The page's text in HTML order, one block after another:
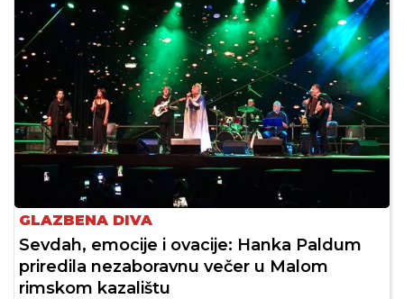
GLAZBENA DIVA
Sevdah, emocije i ovacije: Hanka Paldum
priredila nezaboravnu večer u Malom
rimskom kazalištu